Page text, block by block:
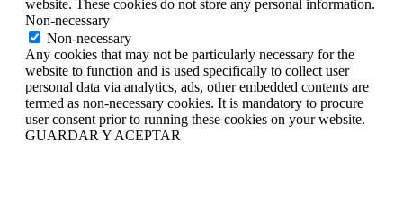
website. These cookies do not store any personal information.
Non-necessary
Non-necessary
Any cookies that may not be particularly necessary for the
website to function and is used specifically to collect user
personal data via analytics, ads, other embedded contents are
termed as non-necessary cookies. It is mandatory to procure
user consent prior to running these cookies on your website.
GUARDAR Y ACEPTAR